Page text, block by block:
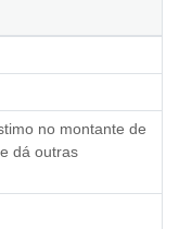
no montante de
dá outras